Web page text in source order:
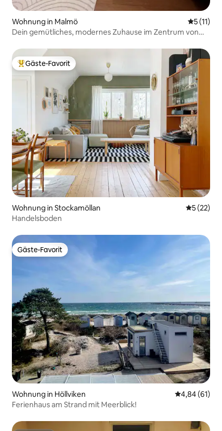
Wohnung in Malmö
5 (11)
Dein gemütliches, modernes Zuhause im Zentrum von
Beliebter Gäste-Favorit.
Gäste-Favorit
Wohnung in Stockamöllan
5 (22)
Handelsboden
Gäste-Favorit
Gäste-Favorit
Wohnung in Höllviken
4,84 (61)
Ferienhaus am Strand mit Meerblick!